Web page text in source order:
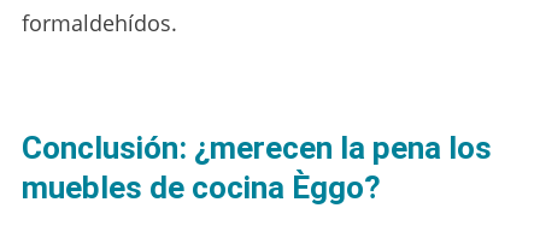
formaldehídos.
Conclusión: ¿merecen la pena los
muebles de cocina Èggo?